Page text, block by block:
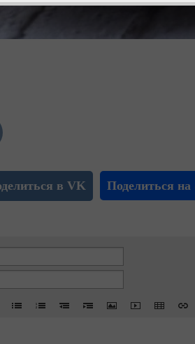
в VK Поделиться на